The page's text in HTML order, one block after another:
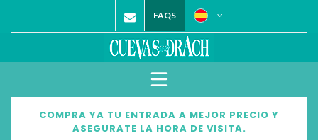
FAQS
COMPRA YA TU ENTRADA A MEJOR PRECIO Y
ASEGURATE LA HORA DE VISITA.